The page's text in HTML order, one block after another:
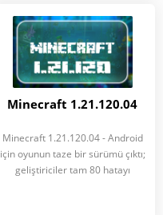
Minecraft 1.21.120.04
Minecraft 1.21.120.04 - Android
için oyunun taze bir sürümü çıktı;
geliştiriciler tam 80 hatayı